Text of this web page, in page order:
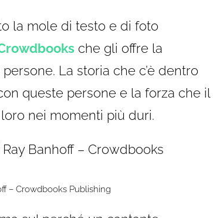
la mole di testo e di foto
che gli offre la
La storia che c’è dentro
queste persone e la forza che il
nei momenti più duri.
– Crowdbooks Publishing